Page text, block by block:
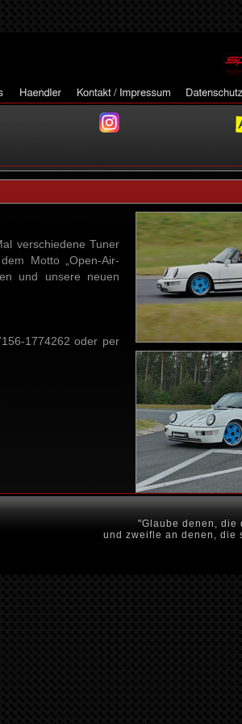
verschiedene Tuner
Motto „Open-Air-
und unsere neuen
1774262 oder per
"Glaube denen, die
und zweifle an denen, die